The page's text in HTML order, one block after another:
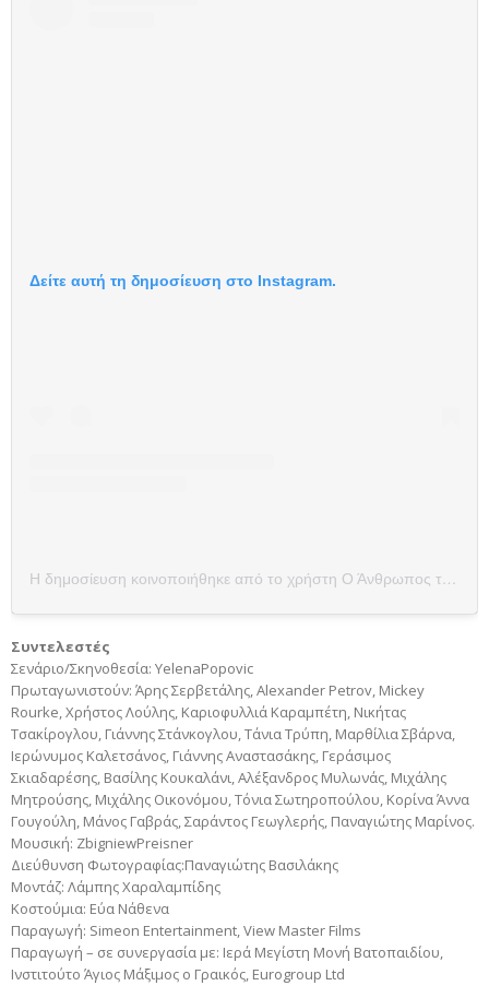
Δείτε αυτή τη δημοσίευση στο Instagram.
Συντελεστές
Σενάριο/Σκηνοθεσία: YelenaPopovic
Πρωταγωνιστούν: Άρης Σερβετάλης, Alexander Petrov, Mickey
Rourke, Χρήστος Λούλης, Καριοφυλλιά Καραμπέτη, Νικήτας
Τσακίρογλου, Γιάννης Στάνκογλου, Τάνια Τρύπη, Μαρθίλια Σβάρνα,
Ιερώνυμος Καλετσάνος, Γιάννης Αναστασάκης, Γεράσιμος
Σκιαδαρέσης, Βασίλης Κουκαλάνι, Αλέξανδρος Μυλωνάς, Μιχάλης
Μητρούσης, Μιχάλης Οικονόμου, Τόνια Σωτηροπούλου, Κορίνα Άννα
Γουγούλη, Μάνος Γαβράς, Σαράντος Γεωγλερής, Παναγιώτης Μαρίνος.
Μουσική: ZbigniewPreisner
Διεύθυνση Φωτογραφίας:Παναγιώτης Βασιλάκης
Μοντάζ: Λάμπης Χαραλαμπίδης
Κοστούμια: Εύα Νάθενα
Παραγωγή: Simeon Entertainment, View Master Films
Παραγωγή – σε συνεργασία με: Ιερά Μεγίστη Μονή Βατοπαιδίου,
Ινστιτούτο Άγιος Μάξιμος o Γραικός, Eurogroup Ltd